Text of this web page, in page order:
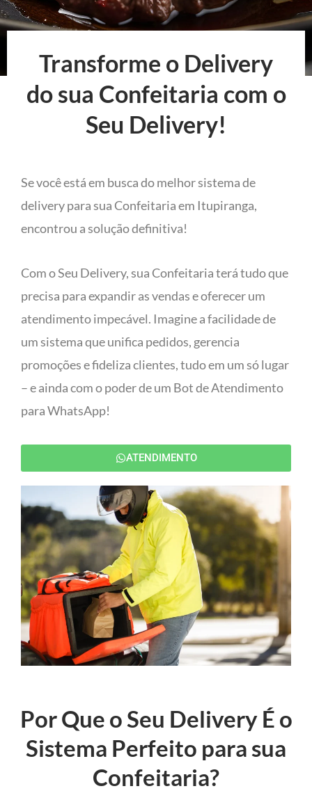
Transforme o Delivery
do sua Confeitaria com o
Seu Delivery!
Se você está em busca do melhor sistema de
delivery para sua Confeitaria em Itupiranga,
encontrou a solução definitiva!
Com o Seu Delivery, sua Confeitaria terá tudo que
precisa para expandir as vendas e oferecer um
atendimento impecável. Imagine a facilidade de
um sistema que unifica pedidos, gerencia
promoções e fideliza clientes, tudo em um só lugar
– e ainda com o poder de um Bot de Atendimento
para WhatsApp!
ATENDIMENTO
Por Que o Seu Delivery É o
Sistema Perfeito para sua
Confeitaria?